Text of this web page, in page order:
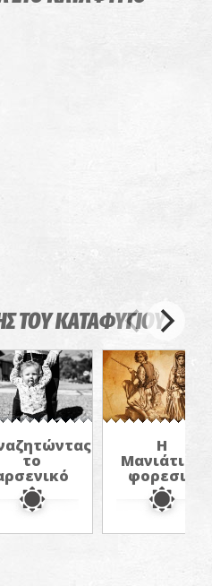
ΤΟΥ ΚΑΤΑΦΥΓΙΟΥ
το
Η
Μανιάτικη
φορεσιά